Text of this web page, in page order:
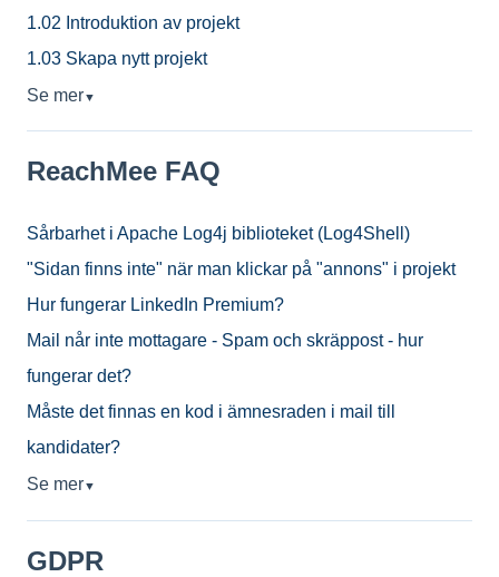
1.02 Introduktion av projekt
1.03 Skapa nytt projekt
Se mer▼
ReachMee FAQ
Sårbarhet i Apache Log4j biblioteket (Log4Shell)
"Sidan finns inte" när man klickar på "annons" i projekt
Hur fungerar LinkedIn Premium?
Mail når inte mottagare - Spam och skräppost - hur
fungerar det?
Måste det finnas en kod i ämnesraden i mail till
kandidater?
Se mer▼
GDPR